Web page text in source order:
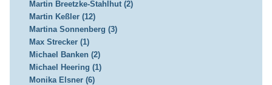
Martin Breetzke-Stahlhut (2)
Martin Keßler (12)
Martina Sonnenberg (3)
Max Strecker (1)
Michael Banken (2)
Michael Heering (1)
Monika Elsner (6)